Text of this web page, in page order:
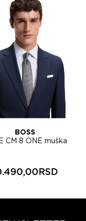
BOSS
CM 8 ONE muška